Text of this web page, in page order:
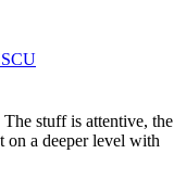
stuff is attentive, the
on a deeper level with